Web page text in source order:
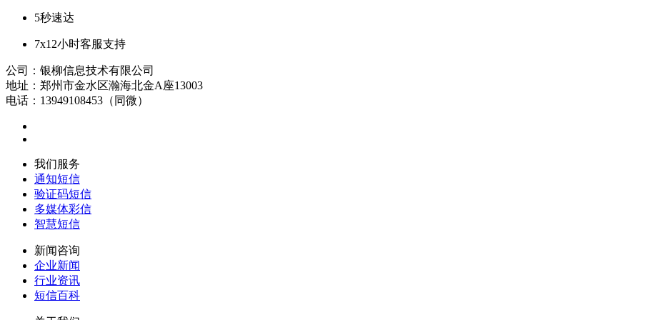
5秒速达
7x12小时客服支持
公司：银柳信息技术有限公司
地址：郑州市金水区瀚海北金A座13003
电话：13949108453（同微）
我们服务
通知短信
验证码短信
多媒体彩信
智慧短信
新闻咨询
企业新闻
行业资讯
短信百科